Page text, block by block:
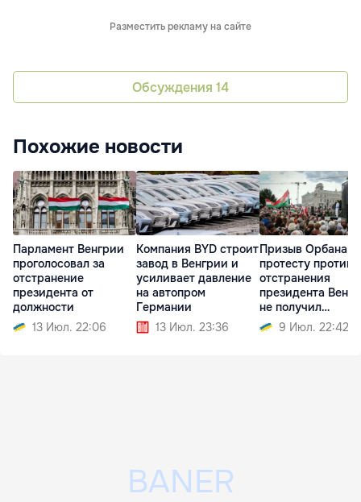
Разместить рекламу на сайте
Обсуждения 14
Похожие новости
Парламент Венгрии
проголосовал за
отстранение
президента от
должности
13 Июл. 22:06
Компания BYD строит
завод в Венгрии и
усиливает давление
на автопром
Германии
13 Июл. 23:36
Призыв Орбана к
протесту против
отстранения
президента
не получил
поддержки
9 Июл. 22:42